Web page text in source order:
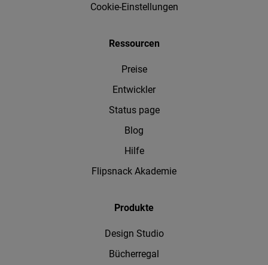
Cookie-Einstellungen
Ressourcen
Preise
Entwickler
Status page
Blog
Hilfe
Flipsnack Akademie
Produkte
Design Studio
Bücherregal